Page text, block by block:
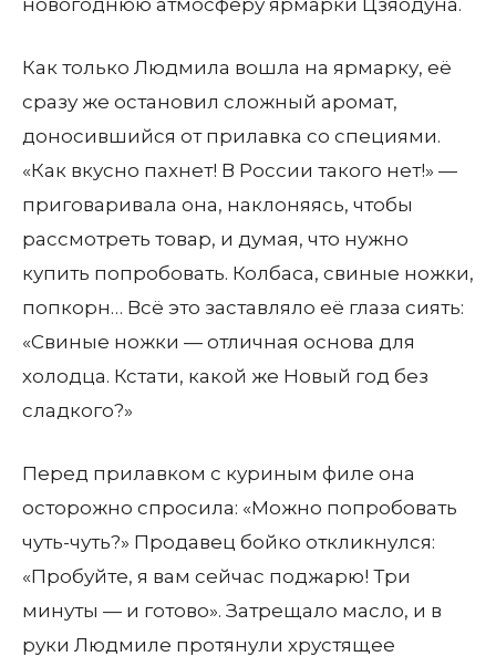
новогоднюю атмосферу ярмарки Цзяодуна.
Как только Людмила вошла на ярмарку, её
сразу же остановил сложный аромат,
доносившийся от прилавка со специями.
«Как вкусно пахнет! В России такого нет!» —
приговаривала она, наклоняясь, чтобы
рассмотреть товар, и думая, что нужно
купить попробовать. Колбаса, свиные ножки,
попкорн… Всё это заставляло её глаза сиять:
«Свиные ножки — отличная основа для
холодца. Кстати, какой же Новый год без
сладкого?»
Перед прилавком с куриным филе она
осторожно спросила: «Можно попробовать
чуть-чуть?» Продавец бойко откликнулся:
«Пробуйте, я вам сейчас поджарю! Три
минуты — и готово». Затрещало масло, и в
руки Людмиле протянули хрустящее